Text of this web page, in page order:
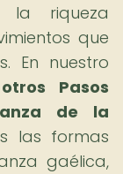
la riqueza
que
En nuestro
Pasos
de la
las formas
gaélica,